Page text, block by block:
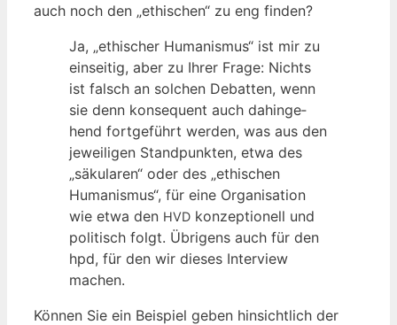
auch noch den „ethi­schen“ zu eng finden?
Ja, „ethi­scher Huma­nis­mus“ ist mir zu
ein­sei­tig, aber zu Ihrer Fra­ge: Nichts
ist falsch an sol­chen Debat­ten, wenn
sie denn kon­se­quent auch dahin­ge­
hend fort­ge­führt wer­den, was aus den
jewei­li­gen Stand­punk­ten, etwa des
„säku­la­ren“ oder des „ethi­schen
Huma­nis­mus“, für eine Orga­ni­sa­ti­on
wie etwa den HVD kon­zep­tio­nell und
poli­tisch folgt. Übri­gens auch für den
hpd, für den wir die­ses Inter­view
machen.
Kön­nen Sie ein Bei­spiel geben hin­sicht­lich der